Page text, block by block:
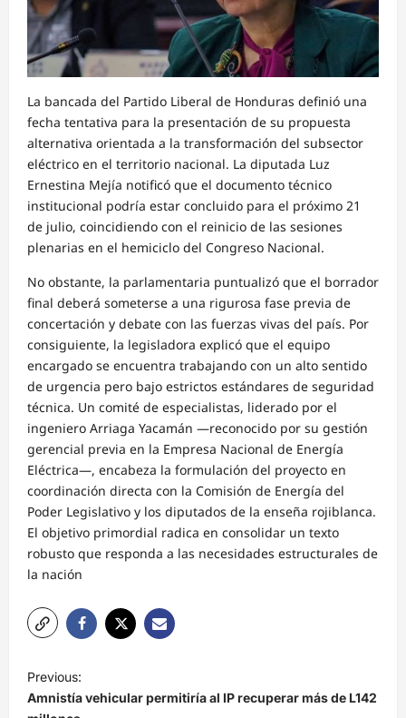
La bancada del Partido Liberal de Honduras definió una
fecha tentativa para la presentación de su propuesta
alternativa orientada a la transformación del subsector
eléctrico en el territorio nacional. La diputada Luz
Ernestina Mejía notificó que el documento técnico
institucional podría estar concluido para el próximo 21
de julio, coincidiendo con el reinicio de las sesiones
plenarias en el hemiciclo del Congreso Nacional.
No obstante, la parlamentaria puntualizó que el borrador
final deberá someterse a una rigurosa fase previa de
concertación y debate con las fuerzas vivas del país. Por
consiguiente, la legisladora explicó que el equipo
encargado se encuentra trabajando con un alto sentido
de urgencia pero bajo estrictos estándares de seguridad
técnica. Un comité de especialistas, liderado por el
ingeniero Arriaga Yacamán —reconocido por su gestión
gerencial previa en la Empresa Nacional de Energía
Eléctrica—, encabeza la formulación del proyecto en
coordinación directa con la Comisión de Energía del
Poder Legislativo y los diputados de la enseña rojiblanca.
El objetivo primordial radica en consolidar un texto
robusto que responda a las necesidades estructurales de
la nación
N
a
Previous:
Amnistía vehicular permitiría al IP recuperar más de L142